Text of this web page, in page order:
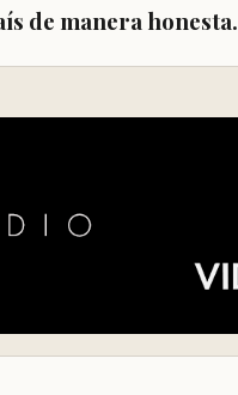
de manera honesta.